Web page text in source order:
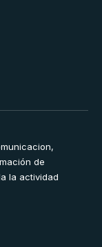
de
la actividad